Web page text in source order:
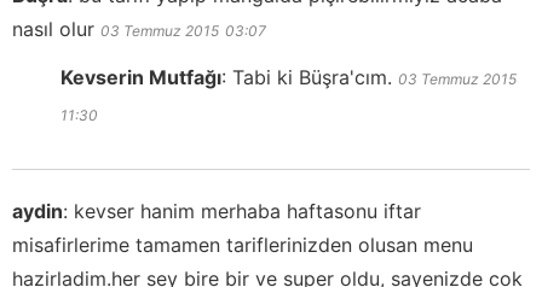
nasıl olur 03 Temmuz 2015 03:07
Kevserin Mutfağı: Tabi ki Büşra'cım. 03 Temmuz 2015
11:30
aydin: kevser hanim merhaba haftasonu iftar
misafirlerime tamamen tariflerinizden olusan menu
hazirladim.her sey bire bir ve super oldu, sayenizde cok